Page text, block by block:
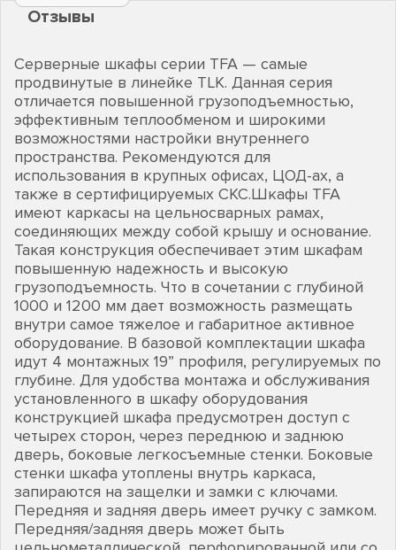
Отзывы
Серверные шкафы серии TFA — самые
продвинутые в линейке TLK. Данная серия
отличается повышенной грузоподъемностью,
эффективным теплообменом и широкими
возможностями настройки внутреннего
пространства. Рекомендуются для
использования в крупных офисах, ЦОД-ах, а
также в сертифицируемых СКС.Шкафы TFA
имеют каркасы на цельносварных рамах,
соединяющих между собой крышу и основание.
Такая конструкция обеспечивает этим шкафам
повышенную надежность и высокую
грузоподъемность. Что в сочетании с глубиной
1000 и 1200 мм дает возможность размещать
внутри самое тяжелое и габаритное активное
оборудование. В базовой комплектации шкафа
идут 4 монтажных 19” профиля, регулируемых по
глубине. Для удобства монтажа и обслуживания
установленного в шкафу оборудования
конструкцией шкафа предусмотрен доступ с
четырех сторон, через переднюю и заднюю
дверь, боковые легкосъемные стенки. Боковые
стенки шкафа утоплены внутрь каркаса,
запираются на защелки и замки с ключами.
Передняя и задняя дверь имеет ручку с замком.
Передняя/задняя дверь может быть